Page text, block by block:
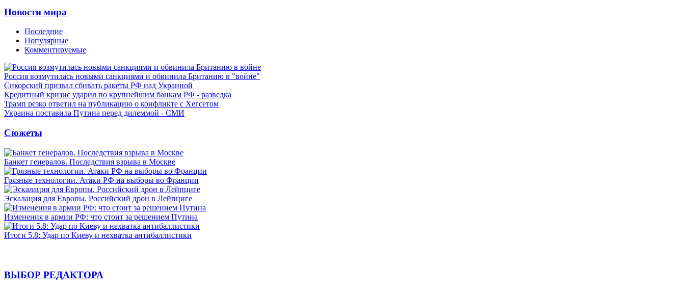
Новости мира
Последние
Популярные
Комментируемые
Россия возмутилась новыми санкциями и обвинила Британию в "войне"
Сикорский призвал сбивать ракеты РФ над Украиной
Кредитный кризис ударил по крупнейшим банкам РФ - разведка
Трамп резко ответил на публикацию о конфликте с Хегсетом
Украина поставила Путина перед дилеммой - СМИ
Сюжеты
Банкет генералов. Последствия взрыва в Москве
Грязные технологии. Атаки РФ на выборы во Франции
Эскалация для Европы. Российский дрон в Лейпциге
Изменения в армии РФ: что стоит за решением Путина
Итоги 5.8: Удар по Киеву и нехватка антибаллистики
ВЫБОР РЕДАКТОРА